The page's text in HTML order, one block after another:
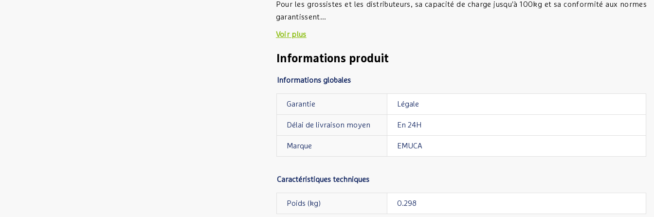
Pour les grossistes et les distributeurs, sa capacité de charge jusqu'à 100kg et sa conformité aux normes
garantissent...
Voir plus
Informations produit
Informations globales
Garantie Légale
Délai de livraison moyen En 24H
Marque EMUCA
Caractéristiques techniques
Poids (kg) 0.298